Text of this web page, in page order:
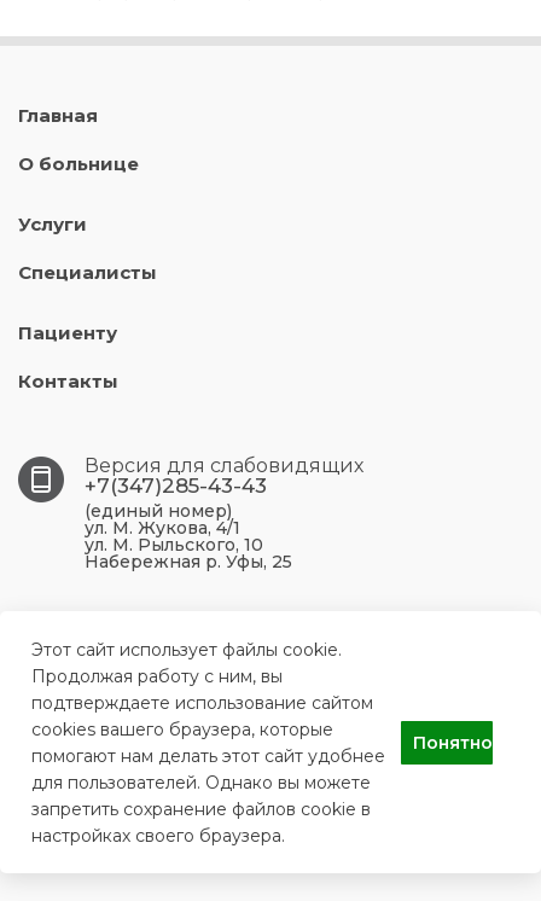
Главная
О больнице
Услуги
Специалисты
Пациенту
Контакты
Версия для слабовидящих
+7(347)285-43-43
(единый номер)
ул. М. Жукова, 4/1
ул. М. Рыльского, 10
Набережная р. Уфы, 25
Жукова, 4/1
ufa.p43@doctorrb.ru
ГБУЗ РБ Поликлиника №43 г. Уфа
Этот сайт использует файлы cookie.
Продолжая работу с ним, вы
подтверждаете использование сайтом
cookies вашего браузера, которые
помогают нам делать этот сайт удобнее
для пользователей. Однако вы можете
запретить сохранение файлов cookie в
настройках своего браузера.
Понятно